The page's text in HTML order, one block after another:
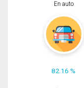
En auto
82.16 %